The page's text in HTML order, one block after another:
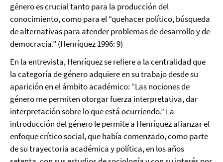
género es crucial tanto para la producción del
conocimiento, como para el “quehacer político, búsqueda
de alternativas para atender problemas de desarrollo y de
democracia.” (Henríquez 1996: 9)
En la entrevista, Henríquez se refiere a la centralidad que
la categoría de género adquiere en su trabajo desde su
aparición en el ámbito académico: “Las nociones de
género me permiten otorgar fuerza interpretativa, dar
interpretación sobre lo que está ocurriendo.” La
introducción del género le permite a Henríquez afianzar el
enfoque crítico social, que había comenzado, como parte
de su trayectoria académica y política, en los años